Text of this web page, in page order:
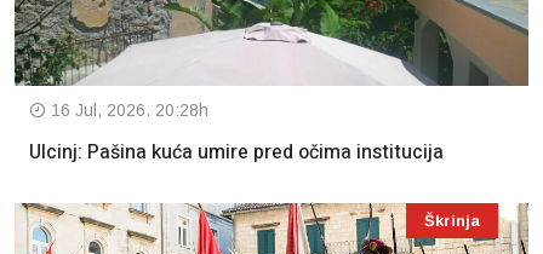
16 Jul, 2026. 20:28h
Ulcinj: Pašina kuća umire pred očima institucija
Škrinja